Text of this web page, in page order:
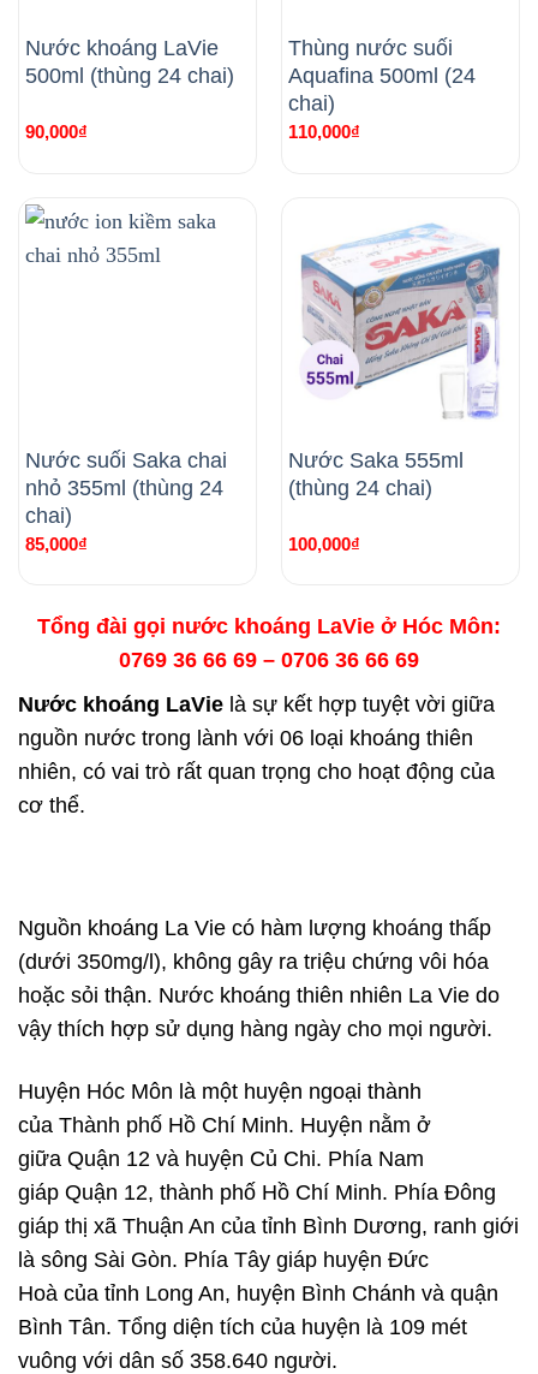
Nước khoáng LaVie
500ml (thùng 24 chai)
90,000₫
Thùng nước suối
Aquafina 500ml (24
chai)
110,000₫
Nước suối Saka chai
nhỏ 355ml (thùng 24
chai)
85,000₫
Nước Saka 555ml
(thùng 24 chai)
100,000₫
Tổng đài gọi nước khoáng LaVie ở Hóc Môn:
0769 36 66 69 – 0706 36 66 69
Nước khoáng LaVie là sự kết hợp tuyệt vời giữa
nguồn nước trong lành với 06 loại khoáng thiên
nhiên, có vai trò rất quan trọng cho hoạt động của
cơ thể.
Nguồn khoáng La Vie có hàm lượng khoáng thấp
(dưới 350mg/l), không gây ra triệu chứng vôi hóa
hoặc sỏi thận. Nước khoáng thiên nhiên La Vie do
vậy thích hợp sử dụng hàng ngày cho mọi người.
Huyện Hóc Môn là một huyện ngoại thành
của Thành phố Hồ Chí Minh. Huyện nằm ở
giữa Quận 12 và huyện Củ Chi. Phía Nam
giáp Quận 12, thành phố Hồ Chí Minh. Phía Đông
giáp thị xã Thuận An của tỉnh Bình Dương, ranh giới
là sông Sài Gòn. Phía Tây giáp huyện Đức
Hoà của tỉnh Long An, huyện Bình Chánh và quận
Bình Tân. Tổng diện tích của huyện là 109 mét
vuông với dân số 358.640 người.